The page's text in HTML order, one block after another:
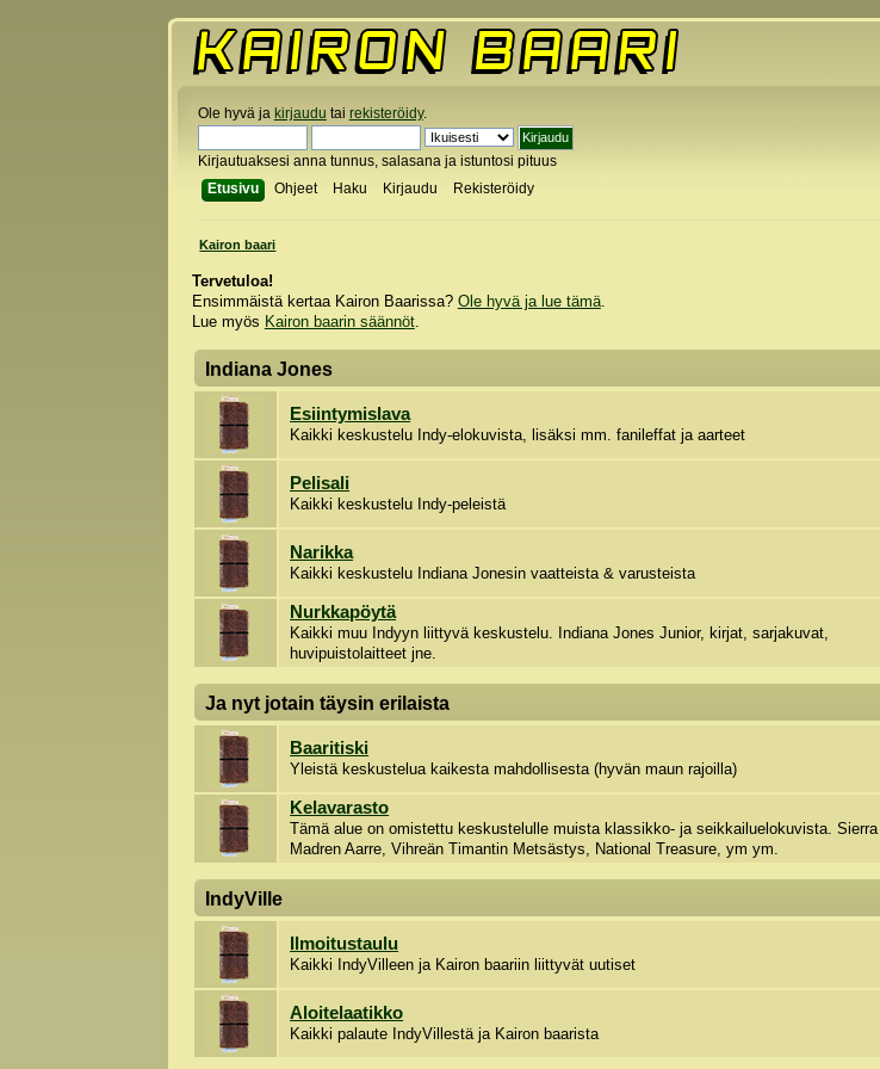
Ole hyvä ja kirjaudu tai rekisteröidy.
Kirjautuaksesi anna tunnus, salasana ja istuntosi pituus
Etusivu
Ohjeet Haku Kirjaudu Rekisteröidy
Kairon baari
Tervetuloa!
Ensimmäistä kertaa Kairon Baarissa? Ole hyvä ja lue tämä.
Lue myös Kairon baarin säännöt.
Indiana Jones
Esiintymislava
Kaikki keskustelu Indy-elokuvista, lisäksi mm. fanileffat ja aarteet
Pelisali
Kaikki keskustelu Indy-peleistä
Narikka
Kaikki keskustelu Indiana Jonesin vaatteista & varusteista
Nurkkapöytä
Kaikki muu Indyyn liittyvä keskustelu. Indiana Jones Junior, kirjat, sarjakuvat,
huvipuistolaitteet jne.
Ja nyt jotain täysin erilaista
Baaritiski
Yleistä keskustelua kaikesta mahdollisesta (hyvän maun rajoilla)
Kelavarasto
Tämä alue on omistettu keskustelulle muista klassikko- ja seikkailuelokuvista. Sierra
Madren Aarre, Vihreän Timantin Metsästys, National Treasure, ym ym.
IndyVille
Ilmoitustaulu
Kaikki IndyVilleen ja Kairon baariin liittyvät uutiset
Aloitelaatikko
Kaikki palaute IndyVillestä ja Kairon baarista